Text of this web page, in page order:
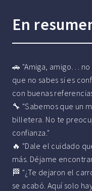
En
🚗 "Amiga, amigo…
que no sabes si es
con buenas
🔧 "Sabemos que un
billetera. No te
confianza."
🔥 "Dale el cuidado
más. Déjame
🏁 "¿Te dejaron el
se acabó. Aquí solo